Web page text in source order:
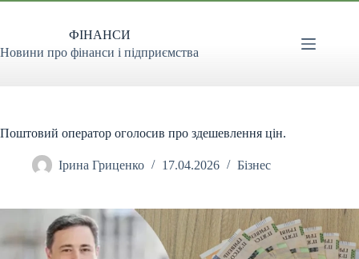
Перейти
ФІНАНСИ
Новини про фінанси і підприємства
Поштовий оператор оголосив про здешевлення цін.
Ірина Гриценко 17.04.2026 Бізнес